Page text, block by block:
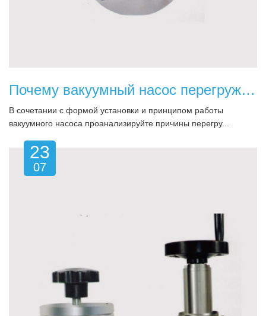
Почему вакуумный насос перегружен?
В сочетании с формой установки и принципом работы
вакуумного насоса проанализируйте причины перегру...
23
07